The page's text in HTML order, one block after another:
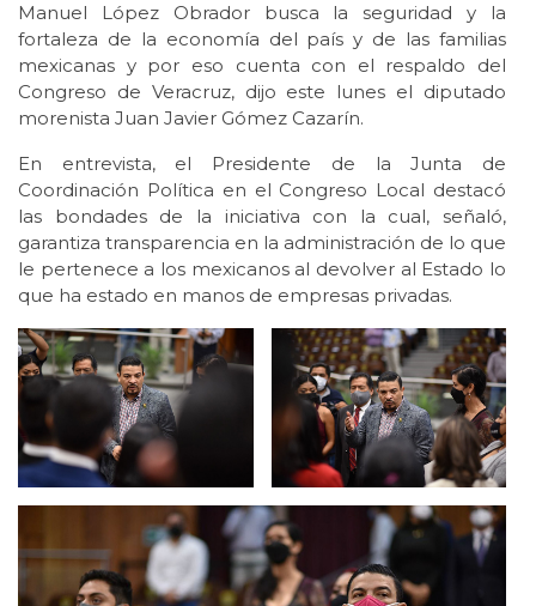
Manuel López Obrador busca la seguridad y la
fortaleza de la economía del país y de las familias
mexicanas y por eso cuenta con el respaldo del
Congreso de Veracruz, dijo este lunes el diputado
morenista Juan Javier Gómez Cazarín.
En entrevista, el Presidente de la Junta de
Coordinación Política en el Congreso Local destacó
las bondades de la iniciativa con la cual, señaló,
garantiza transparencia en la administración de lo que
le pertenece a los mexicanos al devolver al Estado lo
que ha estado en manos de empresas privadas.